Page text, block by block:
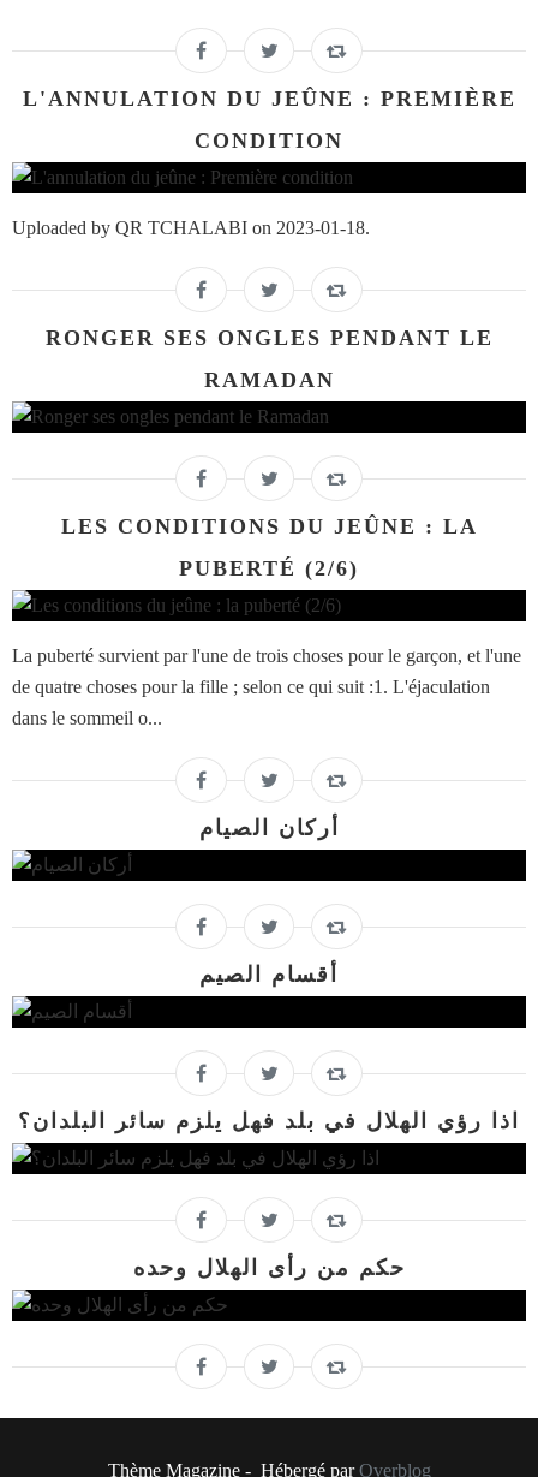
L'ANNULATION DU JEÛNE : PREMIÈRE
CONDITION
Uploaded by QR TCHALABI on 2023-01-18.
RONGER SES ONGLES PENDANT LE
RAMADAN
LES CONDITIONS DU JEÛNE : LA
PUBERTÉ (2/6)
La puberté survient par l'une de trois choses pour le garçon, et l'une
de quatre choses pour la fille ; selon ce qui suit :1. L'éjaculation
dans le sommeil o...
أركان الصيام
أقسام الصيم
اذا رؤي الهلال في بلد فهل يلزم سائر البلدان؟
حكم من رأى الهلال وحده
Thème Magazine - Hébergé parOverblog